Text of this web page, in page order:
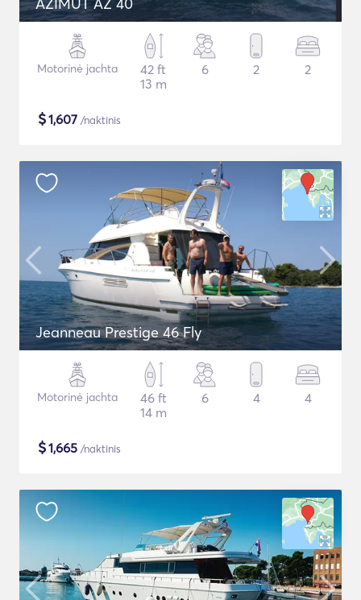
Motorinė jachta
42 ft
13 m
6 2 2
$1,607 /naktinis
Jeanneau Prestige 46 Fly
Motorinė jachta
46 ft
14 m
6 4 4
$1,665 /naktinis